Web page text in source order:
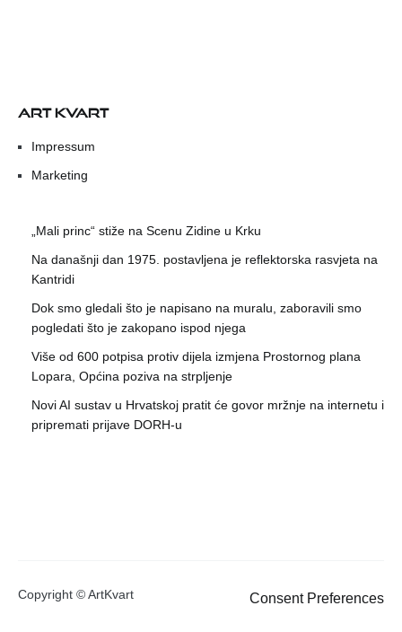
ART KVART
Impressum
Marketing
„Mali princ“ stiže na Scenu Zidine u Krku
Na današnji dan 1975. postavljena je reflektorska rasvjeta na
Kantridi
Dok smo gledali što je napisano na muralu, zaboravili smo
pogledati što je zakopano ispod njega
Više od 600 potpisa protiv dijela izmjena Prostornog plana
Lopara, Općina poziva na strpljenje
Novi AI sustav u Hrvatskoj pratit će govor mržnje na internetu i
pripremati prijave DORH-u
Copyright © ArtKvart Consent Preferences